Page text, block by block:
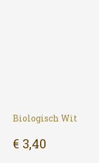
Biologisch Wit
€ 3,40